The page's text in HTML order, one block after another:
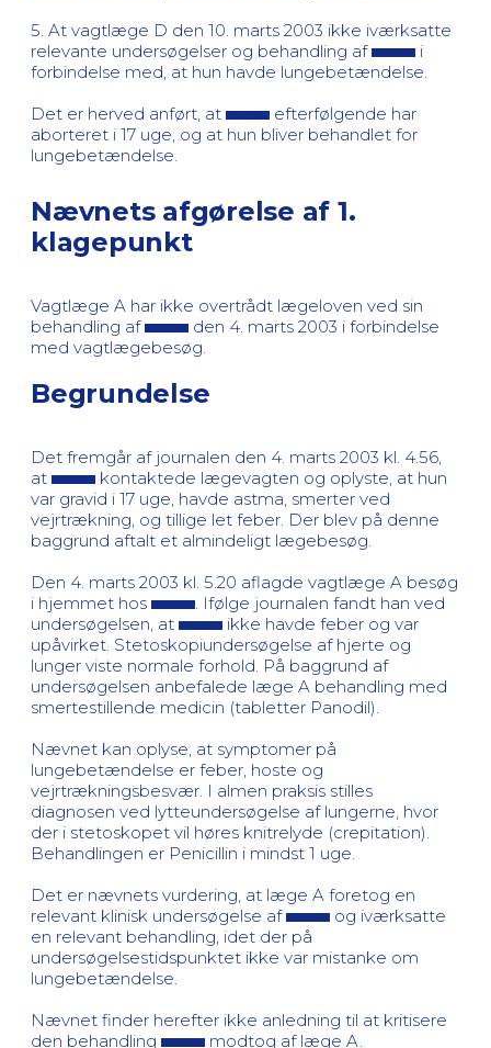
5. At vagtlæge D den 10. marts 2003 ikke iværksatte
relevante undersøgelser og behandling af
i
forbindelse med, at hun havde lungebetændelse.
Det er herved anført, at
efterfølgende har
aborteret i 17 uge, og at hun bliver behandlet for
lungebetændelse.
Nævnets afgørelse af 1.
klagepunkt
Vagtlæge A har ikke overtrådt lægeloven ved sin
behandling af
den 4. marts 2003 i forbindelse
med vagtlægebesøg.
Begrundelse
Det fremgår af journalen den 4. marts 2003 kl. 4.56,
at
kontaktede lægevagten og oplyste, at hun
var gravid i 17 uge, havde astma, smerter ved
vejrtrækning, og tillige let feber. Der blev på denne
baggrund aftalt et almindeligt lægebesøg.
Den 4. marts 2003 kl. 5.20 aflagde vagtlæge A besøg
i hjemmet hos
. Ifølge journalen fandt han ved
undersøgelsen, at
ikke havde feber og var
upåvirket. Stetoskopiundersøgelse af hjerte og
lunger viste normale forhold. På baggrund af
undersøgelsen anbefalede læge A behandling med
smertestillende medicin (tabletter Panodil).
Nævnet kan oplyse, at symptomer på
lungebetændelse er feber, hoste og
vejrtrækningsbesvær. I almen praksis stilles
diagnosen ved lytteundersøgelse af lungerne, hvor
der i stetoskopet vil høres knitrelyde (crepitation).
Behandlingen er Penicillin i mindst 1 uge.
Det er nævnets vurdering, at læge A foretog en
relevant klinisk undersøgelse af
og iværksatte
en relevant behandling, idet der på
undersøgelsestidspunktet ikke var mistanke om
lungebetændelse.
Nævnet finder herefter ikke anledning til at kritisere
den behandling
modtog af læge A.